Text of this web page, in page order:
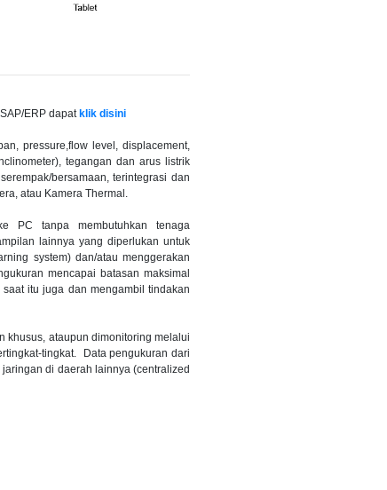
ERPdapatklik disini
pressure,flow level, displacement,
tegangan dan arus listrik
bersamaan, terintegrasi dan
atau Kamera Thermal.
PC tanpa membutuhkan tenaga
lainnya yang diperlukan untuk
system) dan/atau menggerakan
mencapai batasan maksimal
itu juga dan mengambil tindakan
khusus, ataupun dimonitoring melalui
tingkat. Data pengukuran dari
di daerah lainnya (centralized